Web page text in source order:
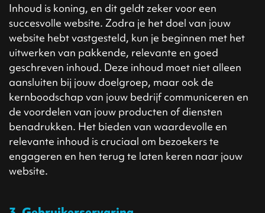
Inhoud is koning, en dit geldt zeker voor een
succesvolle website. Zodra je het doel van jouw
website hebt vastgesteld, kun je beginnen met het
uitwerken van pakkende, relevante en goed
geschreven inhoud. Deze inhoud moet niet alleen
aansluiten bij jouw doelgroep, maar ook de
kernboodschap van jouw bedrijf communiceren en
de voordelen van jouw producten of diensten
benadrukken. Het bieden van waardevolle en
relevante inhoud is cruciaal om bezoekers te
engageren en hen terug te laten keren naar jouw
website.